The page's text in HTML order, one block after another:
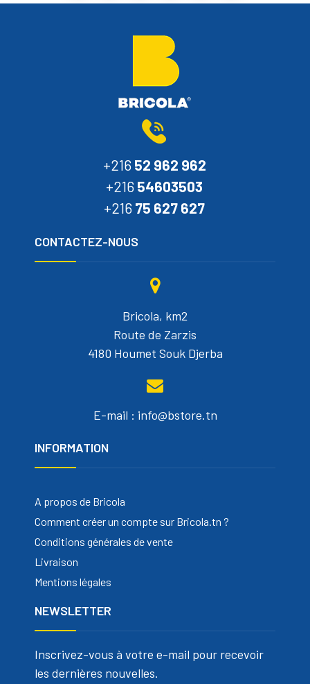
+216 52 962 962
+216 54603503
+216 75 627 627
CONTACTEZ-NOUS
Bricola, km2
Route de Zarzis
4180 Houmet Souk Djerba
E-mail : info@bstore.tn
INFORMATION
A propos de Bricola
Comment créer un compte sur Bricola.tn ?
Conditions générales de vente
Livraison
Mentions légales
NEWSLETTER
Inscrivez-vous à votre e-mail pour recevoir
les dernières nouvelles.